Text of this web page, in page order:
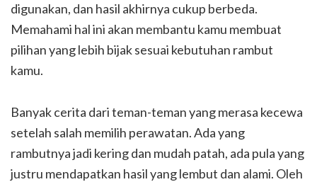
digunakan, dan hasil akhirnya cukup berbeda.
Memahami hal ini akan membantu kamu membuat
pilihan yang lebih bijak sesuai kebutuhan rambut
kamu.
Banyak cerita dari teman-teman yang merasa kecewa
setelah salah memilih perawatan. Ada yang
rambutnya jadi kering dan mudah patah, ada pula yang
justru mendapatkan hasil yang lembut dan alami. Oleh